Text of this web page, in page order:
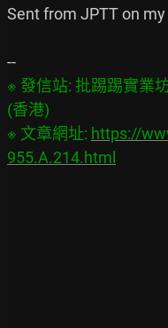
Sent from JPTT on
※ 發信站: 批踢踢實業
(香港)
※ 文章網址: https://
955.A.214.html